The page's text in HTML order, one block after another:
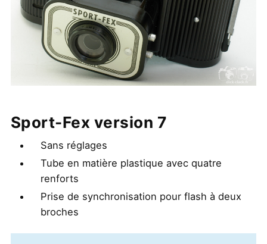
Sport-Fex version 7
Sans réglages
Tube en matière plastique avec quatre
renforts
Prise de synchronisation pour flash à deux
broches